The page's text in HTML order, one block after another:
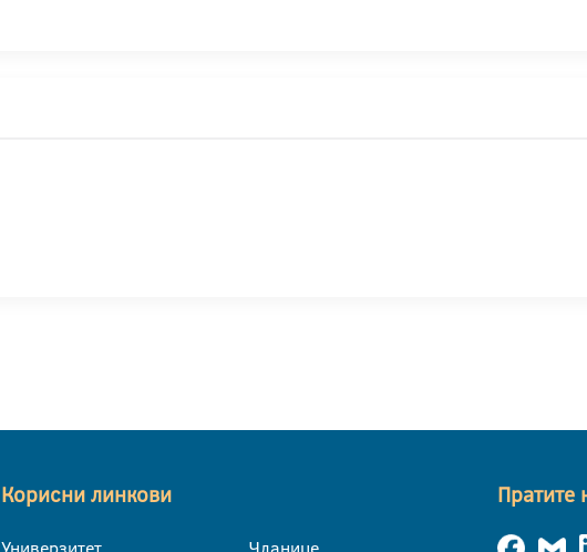
Корисни линкови Пратите